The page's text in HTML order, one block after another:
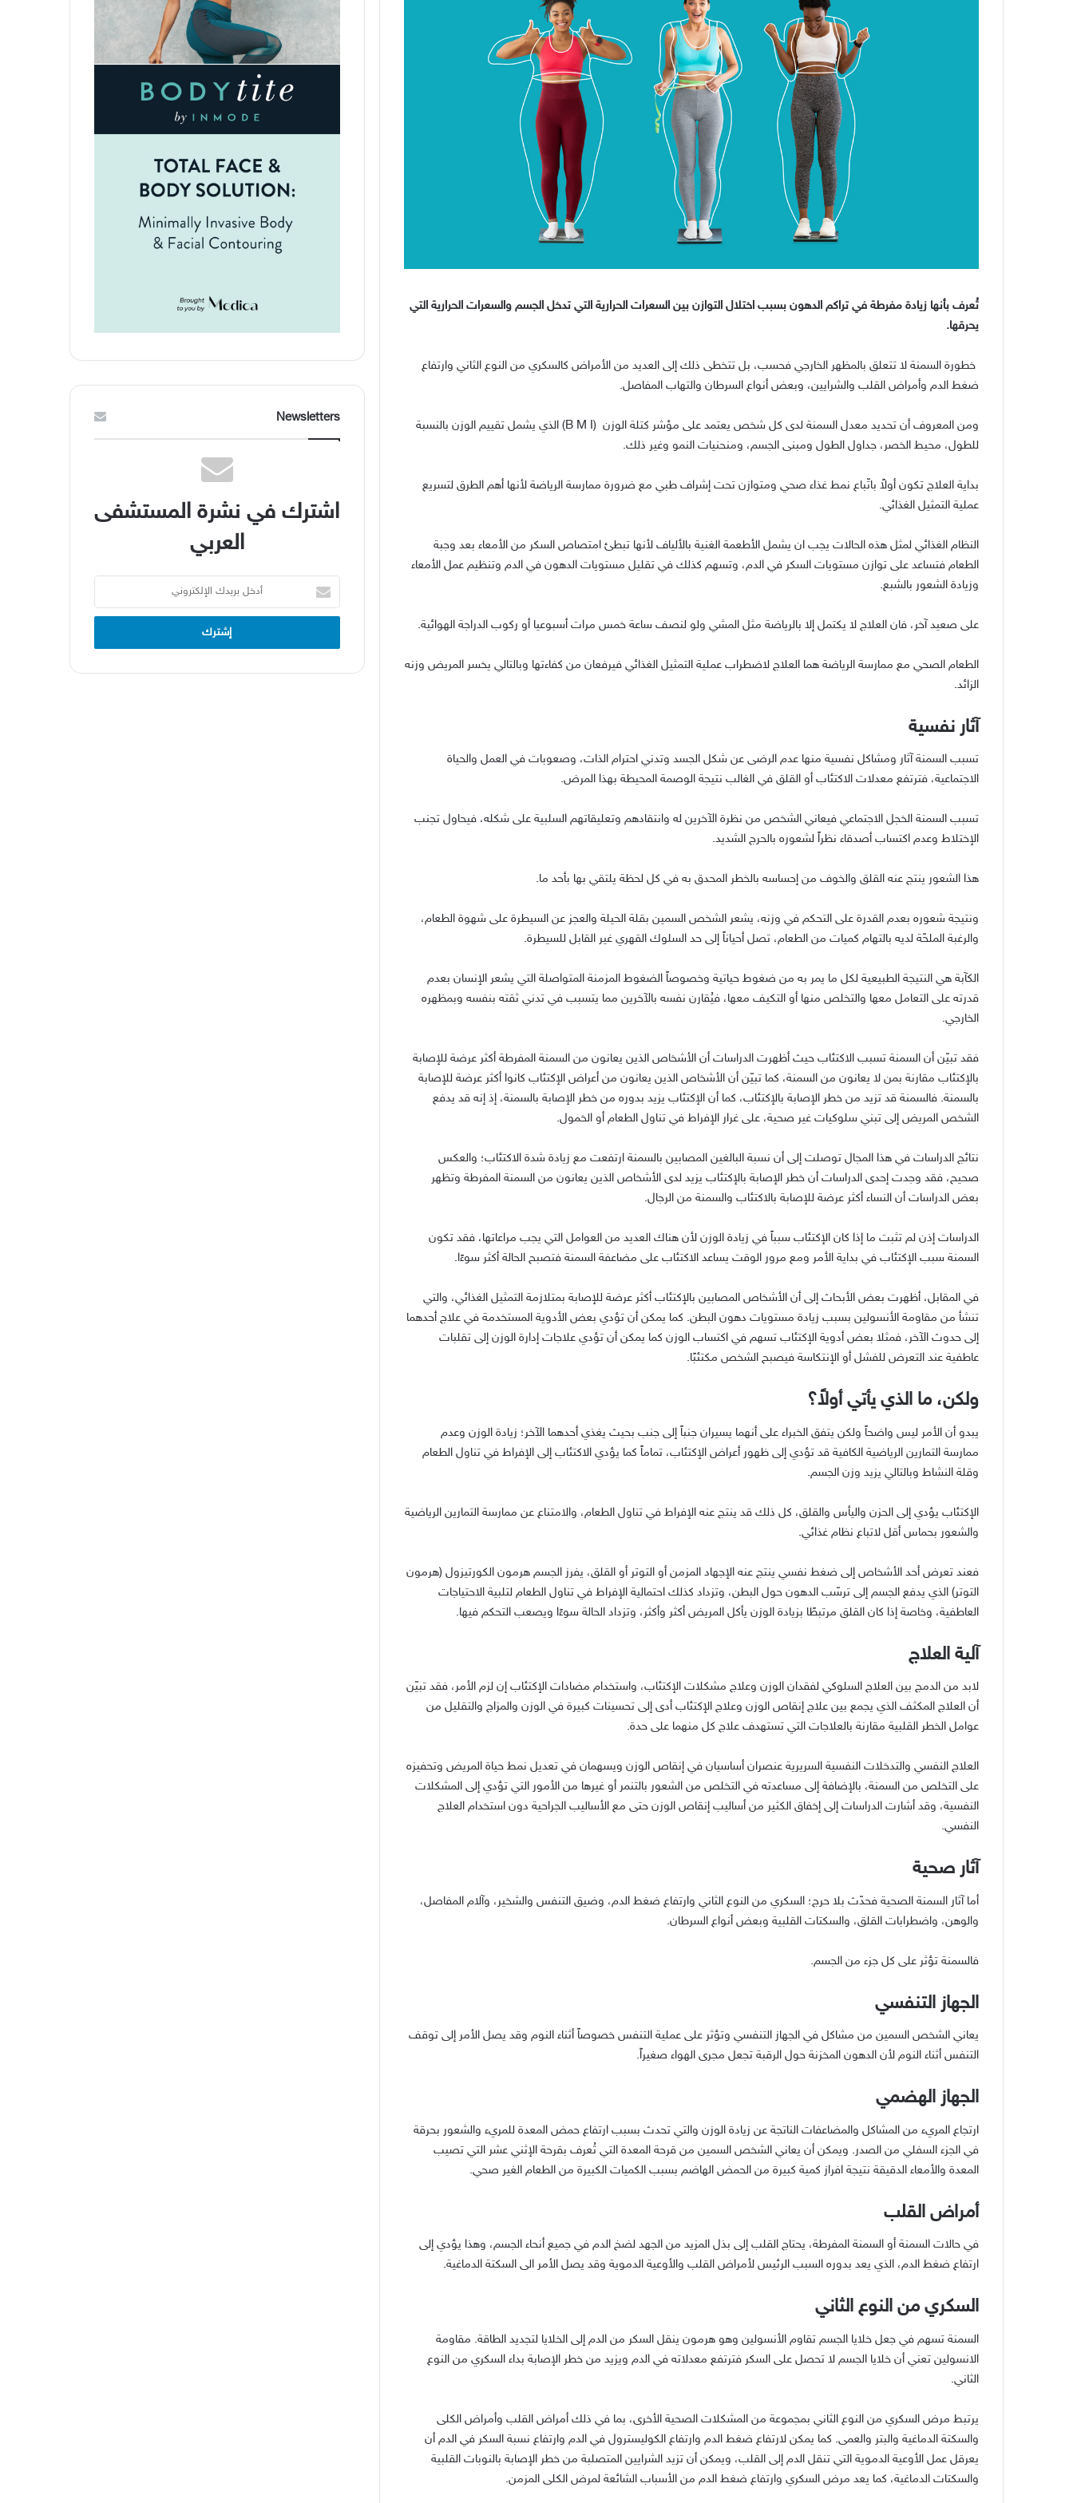
تُعرف بأنها زيادة مفرطة في تراكم الدهون بسبب اختلال التوازن بين السعرات الحرارية التي تدخل الجسم والسعرات الحرارية التي
يحرقها.
خطورة السمنة لا تتعلق بالمظهر الخارجي فحسب، بل تتخطى ذلك إلى العديد من الأمراض كالسكري من النوع الثاني وارتفاع
ضغط الدم وأمراض القلب والشرايين، وبعض أنواع السرطان والتهاب المفاصل.
ومن المعروف أن تحديد معدل السمنة لدى كل شخص يعتمد على مؤشر كتلة الوزن (B M I) الذي يشمل تقييم الوزن بالنسبة
للطول، محيط الخصر، جداول الطول ومبنى الجسم، ومنحنيات النمو وغير ذلك.
بداية العلاج تكون أولاً باتّباع نمط غذاء صحي ومتوازن تحت إشراف طبي مع ضرورة ممارسة الرياضة لأنها أهم الطرق لتسريع
عملية التمثيل الغذائي.
النظام الغذائي لمثل هذه الحالات يجب ان يشمل الأطعمة الغنية بالألياف لأنها تبطئ امتصاص السكر من الأمعاء بعد وجبة
الطعام فتساعد على توازن مستويات السكر في الدم، وتسهم كذلك في تقليل مستويات الدهون في الدم وتنظيم عمل الأمعاء
وزيادة الشعور بالشبع.
على صعيد آخر، فان العلاج لا يكتمل إلا بالرياضة مثل المشي ولو لنصف ساعة خمس مرات أسبوعيا أو ركوب الدراجة الهوائية.
الطعام الصحي مع ممارسة الرياضة هما العلاج لاضطراب عملية التمثيل الغذائي فيرفعان من كفاءتها وبالتالي يخسر المريض وزنه
الزائد.
آثار نفسية
تسبب السمنة آثار ومشاكل نفسية منها عدم الرضى عن شكل الجسد وتدني احترام الذات، وصعوبات في العمل والحياة
الاجتماعية، فترتفع معدلات الاكتئاب أو القلق في الغالب نتيجة الوصمة المحيطة بهذا المرض.
تسبب السمنة الخجل الاجتماعي فيعاني الشخص من نظرة الآخرين له وانتقادهم وتعليقاتهم السلبية على شكله، فيحاول تجنب
الإختلاط وعدم اكتساب أصدقاء نظراً لشعوره بالحرج الشديد.
هذا الشعور ينتج عنه القلق والخوف من إحساسه بالخطر المحدق به في كل لحظة يلتقي بها بأحد ما.
ونتيجة شعوره بعدم القدرة على التحكم في وزنه، يشعر الشخص السمين بقلة الحيلة والعجز عن السيطرة على شهوة الطعام،
والرغبة الملحّة لديه بالتهام كميات من الطعام، تصل أحياناً إلى حد السلوك القهري غير القابل للسيطرة.
الكآبة هي النتيجة الطبيعية لكل ما يمر به من ضغوط حياتية وخصوصاً الضغوط المزمنة المتواصلة التي يشعر الإنسان بعدم
قدرته على التعامل معها والتخلص منها أو التكيف معها، فيُقارن نفسه بالآخرين مما يتسبب في تدني ثقته بنفسه وبمظهره
الخارجي.
فقد تبيّن أن السمنة تسبب الاكتئاب حيث أظهرت الدراسات أن الأشخاص الذين يعانون من السمنة المفرطة أكثر عرضة للإصابة
بالإكتئاب مقارنة بمن لا يعانون من السمنة، كما تبيّن أن الأشخاص الذين يعانون من أعراض الإكتئاب كانوا أكثر عرضة للإصابة
بالسمنة. فالسمنة قد تزيد من خطر الإصابة بالإكتئاب، كما أن الإكتئاب يزيد بدوره من خطر الإصابة بالسمنة، إذ إنه قد يدفع
الشخص المريض إلى تبني سلوكيات غير صحية، على غرار الإفراط في تناول الطعام أو الخمول.
نتائج الدراسات في هذا المجال توصلت إلى أن نسبة البالغين المصابين بالسمنة ارتفعت مع زيادة شدة الاكتئاب؛ والعكس
صحيح، فقد وجدت إحدى الدراسات أن خطر الإصابة بالإكتئاب يزيد لدى الأشخاص الذين يعانون من السمنة المفرطة وتظهر
بعض الدراسات أن النساء أكثر عرضة للإصابة بالاكتئاب والسمنة من الرجال.
الدراسات إذن لم تثبت ما إذا كان الإكتئاب سبباً في زيادة الوزن لأن هناك العديد من العوامل التي يجب مراعاتها، فقد تكون
السمنة سبب الإكتئاب في بداية الأمر ومع مرور الوقت يساعد الاكتئاب على مضاعفة السمنة فتصبح الحالة أكثر سوءًا.
في المقابل، أظهرت بعض الأبحاث إلى أن الأشخاص المصابين بالإكتئاب أكثر عرضة للإصابة بمتلازمة التمثيل الغذائي، والتي
تنشأ من مقاومة الأنسولين بسبب زيادة مستويات دهون البطن. كما يمكن أن تؤدي بعض الأدوية المستخدمة في علاج أحدهما
إلى حدوث الآخر، فمثلا بعض أدوية الإكتئاب تسهم في اكتساب الوزن كما يمكن أن تؤدي علاجات إدارة الوزن إلى تقلبات
عاطفية عند التعرض للفشل أو الإنتكاسة فيصبح الشخص مكتئبًا.
ولكن، ما الذي يأتي أولاً؟
يبدو أن الأمر ليس واضحاً ولكن يتفق الخبراء على أنهما يسيران جنباً إلى جنب بحيث يغذي أحدهما الآخر؛ زيادة الوزن وعدم
ممارسة التمارين الرياضية الكافية قد تؤدي إلى ظهور أعراض الإكتئاب، تماماً كما يؤدي الاكتئاب إلى الإفراط في تناول الطعام
وقلة النشاط وبالتالي يزيد وزن الجسم.
الإكتئاب يؤدي إلى الحزن واليأس والقلق، كل ذلك قد ينتج عنه الإفراط في تناول الطعام، والامتناع عن ممارسة التمارين الرياضية
والشعور بحماس أقل لاتباع نظام غذائي.
فعند تعرض أحد الأشخاص إلى ضغط نفسي ينتج عنه الإجهاد المزمن أو التوتر أو القلق، يفرز الجسم هرمون الكورتيزول (هرمون
التوتر) الذي يدفع الجسم إلى ترسّب الدهون حول البطن، وتزداد كذلك احتمالية الإفراط في تناول الطعام لتلبية الاحتياجات
العاطفية، وخاصة إذا كان القلق مرتبطًا بزيادة الوزن يأكل المريض أكثر وأكثر، وتزداد الحالة سوءًا ويصعب التحكم فيها.
آلية العلاج
لابد من الدمج بين العلاج السلوكي لفقدان الوزن وعلاج مشكلات الإكتئاب، واستخدام مضادات الإكتئاب إن لزم الأمر، فقد تبيّن
أن العلاج المكثف الذي يجمع بين علاج إنقاص الوزن وعلاج الإكتئاب أدى إلى تحسينات كبيرة في الوزن والمزاج والتقليل من
عوامل الخطر القلبية مقارنة بالعلاجات التي تستهدف علاج كل منهما على حدة.
العلاج النفسي والتدخلات النفسية السريرية عنصران أساسيان في إنقاص الوزن ويسهمان في تعديل نمط حياة المريض وتحفيزه
على التخلص من السمنة، بالإضافة إلى مساعدته في التخلص من الشعور بالتنمر أو غيرها من الأمور التي تؤدي إلى المشكلات
النفسية، وقد أشارت الدراسات إلى إخفاق الكثير من أساليب إنقاص الوزن حتى مع الأساليب الجراحية دون استخدام العلاج
النفسي.
آثار صحية
أما آثار السمنة الصحية فحدّث بلا حرج؛ السكري من النوع الثاني وارتفاع ضغط الدم، وضيق التنفس والشخير، وآلام المفاصل،
والوهن، واضطرابات القلق، والسكتات القلبية وبعض أنواع السرطان.
فالسمنة تؤثر على كل جزء من الجسم.
الجهاز التنفسي
يعاني الشخص السمين من مشاكل في الجهاز التنفسي وتؤثر على عملية التنفس خصوصاً أثناء النوم وقد يصل الأمر إلى توقف
التنفس أثناء النوم لأن الدهون المخزنة حول الرقبة تجعل مجرى الهواء صغيراً.
الجهاز الهضمي
ارتجاع المريء من المشاكل والمضاعفات الناتجة عن زيادة الوزن والتي تحدث بسبب ارتفاع حمض المعدة للمريء والشعور بحرقة
في الجزء السفلي من الصدر. ويمكن أن يعاني الشخص السمين من قرحة المعدة التي تُعرف بقرحة الإثني عشر التي تصيب
المعدة والأمعاء الدقيقة نتيجة افراز كمية كبيرة من الحمض الهاضم بسبب الكميات الكبيرة من الطعام الغير صحي.
أمراض القلب
في حالات السمنة أو السمنة المفرطة، يحتاج القلب إلى بذل المزيد من الجهد لضخ الدم في جميع أنحاء الجسم، وهذا يؤدي إلى
ارتفاع ضغط الدم، الذي يعد بدوره السبب الرئيس لأمراض القلب والأوعية الدموية وقد يصل الأمر الى السكتة الدماغية.
السكري من النوع الثاني
السمنة تسهم في جعل خلايا الجسم تقاوم الأنسولين وهو هرمون ينقل السكر من الدم إلى الخلايا لتجديد الطاقة. مقاومة
الانسولين تعني أن خلايا الجسم لا تحصل على السكر فترتفع معدلاته في الدم ويزيد من خطر الإصابة بداء السكري من النوع
الثاني.
يرتبط مرض السكري من النوع الثاني بمجموعة من المشكلات الصحية الأخرى، بما في ذلك أمراض القلب وأمراض الكلى
والسكتة الدماغية والبتر والعمى. كما يمكن لارتفاع ضغط الدم وارتفاع الكوليسترول في الدم وارتفاع نسبة السكر في الدم أن
يعرقل عمل الأوعية الدموية التي تنقل الدم إلى القلب، ويمكن أن تزيد الشرايين المتصلبة من خطر الإصابة بالنوبات القلبية
والسكتات الدماغية، كما يعد مرض السكري وارتفاع ضغط الدم من الأسباب الشائعة لمرض الكلى المزمن.
Newsletters
اشترك في نشرة المستشفى
العربي
بريدك
الإلكتروني